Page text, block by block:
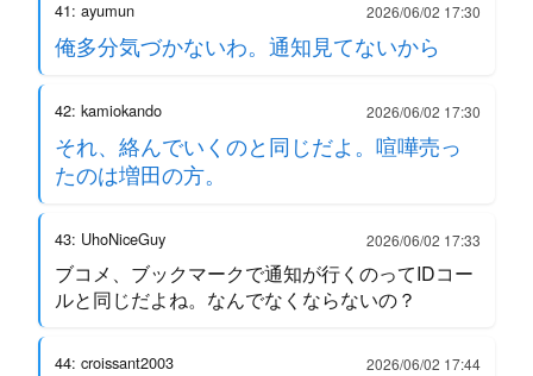
41: ayumun 2026/06/02 17:30
俺多分気づかないわ。通知見てないから
42: kamiokando 2026/06/02 17:30
それ、絡んでいくのと同じだよ。喧嘩売っ
たのは増田の方。
43: UhoNiceGuy 2026/06/02 17:33
ブコメ、ブックマークで通知が行くのってIDコー
ルと同じだよね。なんでなくならないの？
44: croissant2003 2026/06/02 17:44